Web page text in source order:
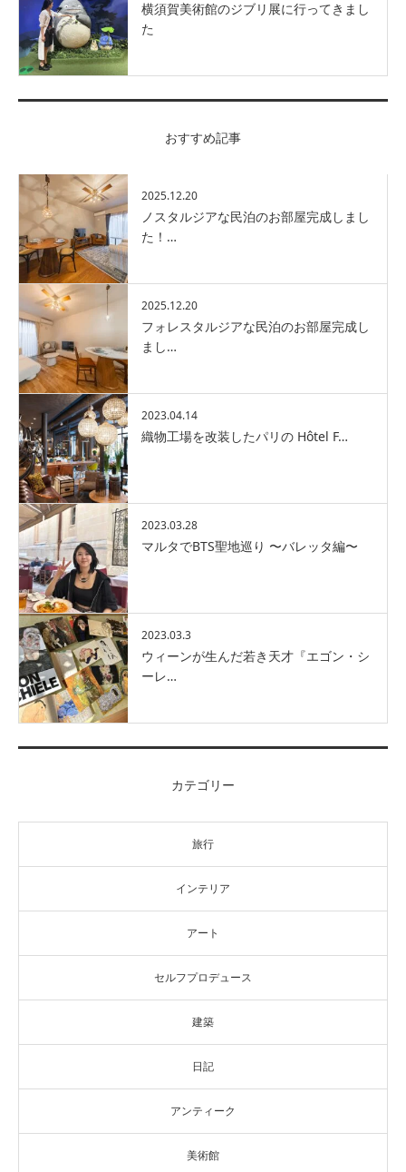
横須賀美術館のジブリ展に行ってきまし
た
おすすめ記事
2025.12.20
ノスタルジアな民泊のお部屋完成しまし
た！…
2025.12.20
フォレスタルジアな民泊のお部屋完成し
まし…
2023.04.14
織物工場を改装したパリの Hôtel F…
2023.03.28
マルタでBTS聖地巡り 〜バレッタ編〜
2023.03.3
ウィーンが生んだ若き天才『エゴン・シ
ーレ…
カテゴリー
旅行
インテリア
アート
セルフプロデュース
建築
日記
アンティーク
美術館